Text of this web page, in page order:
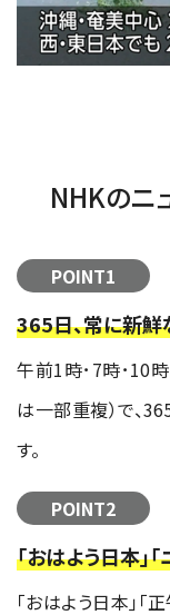
NHKのニ
POINT1
365日、常に新
午前1時･7時･10
は一部重複）で、
す。
POINT2
「おはよう日本｣
｢おはよう日本｣｢